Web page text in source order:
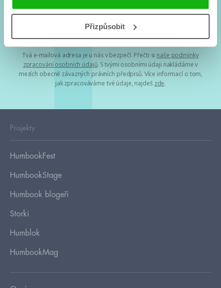
Přizpůsobit
Souhlasím spodmínkami zpracování osobních údajů
Tvá e-mailová adresa je u nás v bezpečí. Přečti si naše podmínky
zpracování osobních údajů. S tvými osobními údaji nakládáme v
mezích obecně závazných právních předpisů. Více informací o tom,
jak zpracováváme tvé údaje, najdeš zde.
Projekty
HumbookFest
HumbookStage
Humbook blogeři
Storki
Humblok
HumbookMag